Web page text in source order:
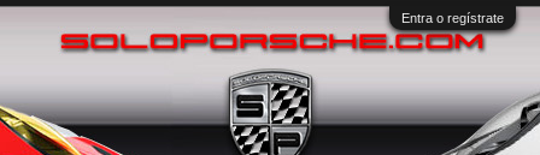
Entra o regístrate